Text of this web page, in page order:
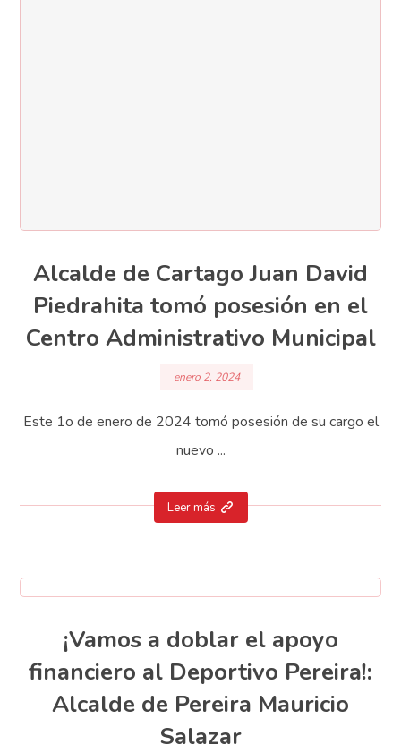
Alcalde de Cartago Juan David
Piedrahita tomó posesión en el
Centro Administrativo Municipal
enero 2, 2024
Este 1o de enero de 2024 tomó posesión de su cargo el
nuevo ...
Leer más
¡Vamos a doblar el apoyo
financiero al Deportivo Pereira!:
Alcalde de Pereira Mauricio
Salazar